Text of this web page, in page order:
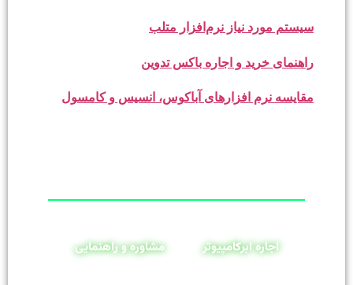
سیستم مورد نیاز نرم‌افزار متلب
راهنمای خرید و اجاره باکس تدوین
مقایسه نرم افزارهای آباکوس، انسیس و کامسول
اجاره ابرکامپیوتر مشاوره و راهنمایی